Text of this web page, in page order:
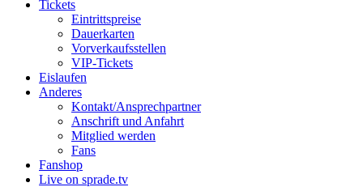
Tickets
Eintrittspreise
Dauerkarten
Vorverkaufsstellen
VIP-Tickets
Eislaufen
Anderes
Kontakt/Ansprechpartner
Anschrift und Anfahrt
Mitglied werden
Fans
Fanshop
Live on sprade.tv